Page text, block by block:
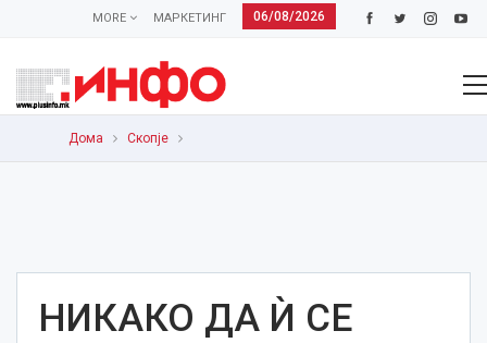
06/08/2026
МАРКЕТИНГ
MORE
Дома Скопје
НИКАКО ДА Ѝ СЕ